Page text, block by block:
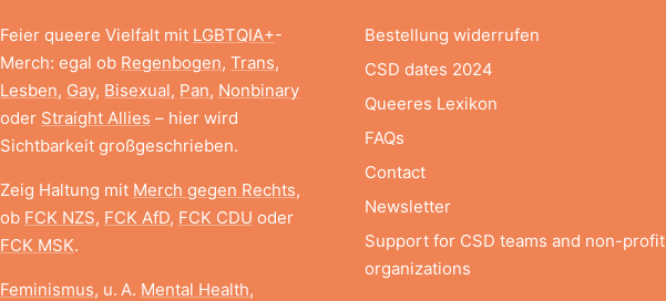
Feier queere Vielfalt mit LGBTQIA+-
Merch: egal ob Regenbogen, Trans,
Lesben, Gay, Bisexual, Pan, Nonbinary
oder Straight Allies – hier wird
Sichtbarkeit großgeschrieben.
Zeig Haltung mit Merch gegen Rechts,
ob FCK NZS, FCK AfD, FCK CDU oder
FCK MSK.
Feminismus, u. A. Mental Health,
Bestellung widerrufen
CSD dates 2024
Queeres Lexikon
FAQs
Contact
Newsletter
Support for CSD teams and non-profit
organizations